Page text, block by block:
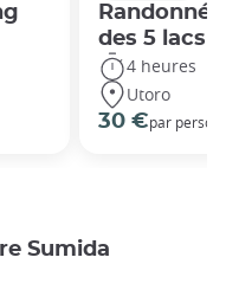
des 5 lacs
4 heures
Utoro
30 €par
Sumida